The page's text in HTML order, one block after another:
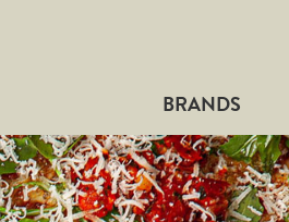
BRANDS